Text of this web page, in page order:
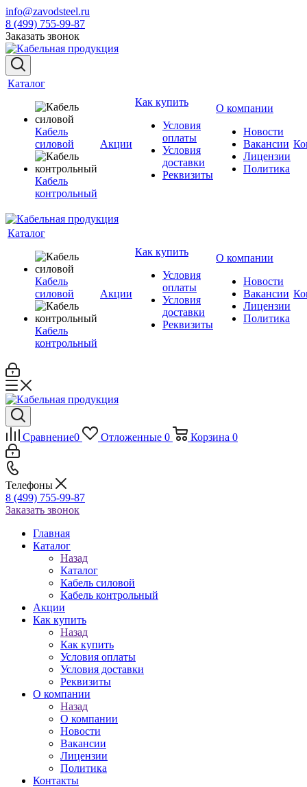
info@zavodsteel.ru
8 (499) 755-99-87
Заказать звонок
Каталог
Кабель
силовой
Кабель
контрольный
Акции
Как купить
Условия
оплаты
Условия
доставки
Реквизиты
О компании
Новости
Вакансии
Лицензии
Политика
Каталог
Кабель
силовой
Кабель
контрольный
Акции
Как купить
Условия
оплаты
Условия
доставки
Реквизиты
О компании
Новости
Вакансии
Лицензии
Политика
Сравнение0 Отложенные 0 Корзина 0
Телефоны
8 (499) 755-99-87
Заказать звонок
Главная
Каталог
Назад
Каталог
Кабель силовой
Кабель контрольный
Акции
Как купить
Назад
Как купить
Условия оплаты
Условия доставки
Реквизиты
О компании
Назад
О компании
Новости
Вакансии
Лицензии
Политика
Контакты